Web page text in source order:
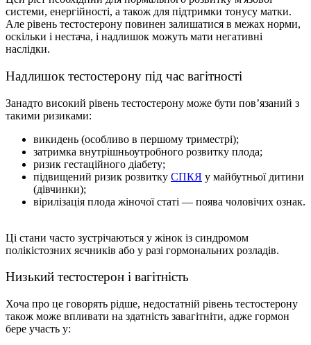
системи, енергійності, а також для підтримки тонусу матки.
Але рівень тестостерону повинен залишатися в межах норми,
оскільки і нестача, і надлишок можуть мати негативні
наслідки.
Надлишок тестостерону під час вагітності
Занадто високий рівень тестостерону може бути пов’язаний з
такими ризиками:
викидень (особливо в першому триместрі);
затримка внутрішньоутробного розвитку плода;
ризик гестаційного діабету;
підвищений ризик розвитку СПКЯ у майбутньої дитини
(дівчинки);
вірилізація плода жіночої статі — поява чоловічих ознак.
Ці стани часто зустрічаються у жінок із синдромом
полікістозних яєчників або у разі гормональних розладів.
Низький тестостерон і вагітність
Хоча про це говорять рідше, недостатній рівень тестостерону
також може впливати на здатність завагітніти, адже гормон
бере участь у: